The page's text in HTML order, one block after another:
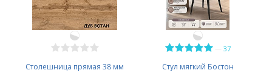
Столешница прямая 38 мм
37
Стул мягкий Бостон